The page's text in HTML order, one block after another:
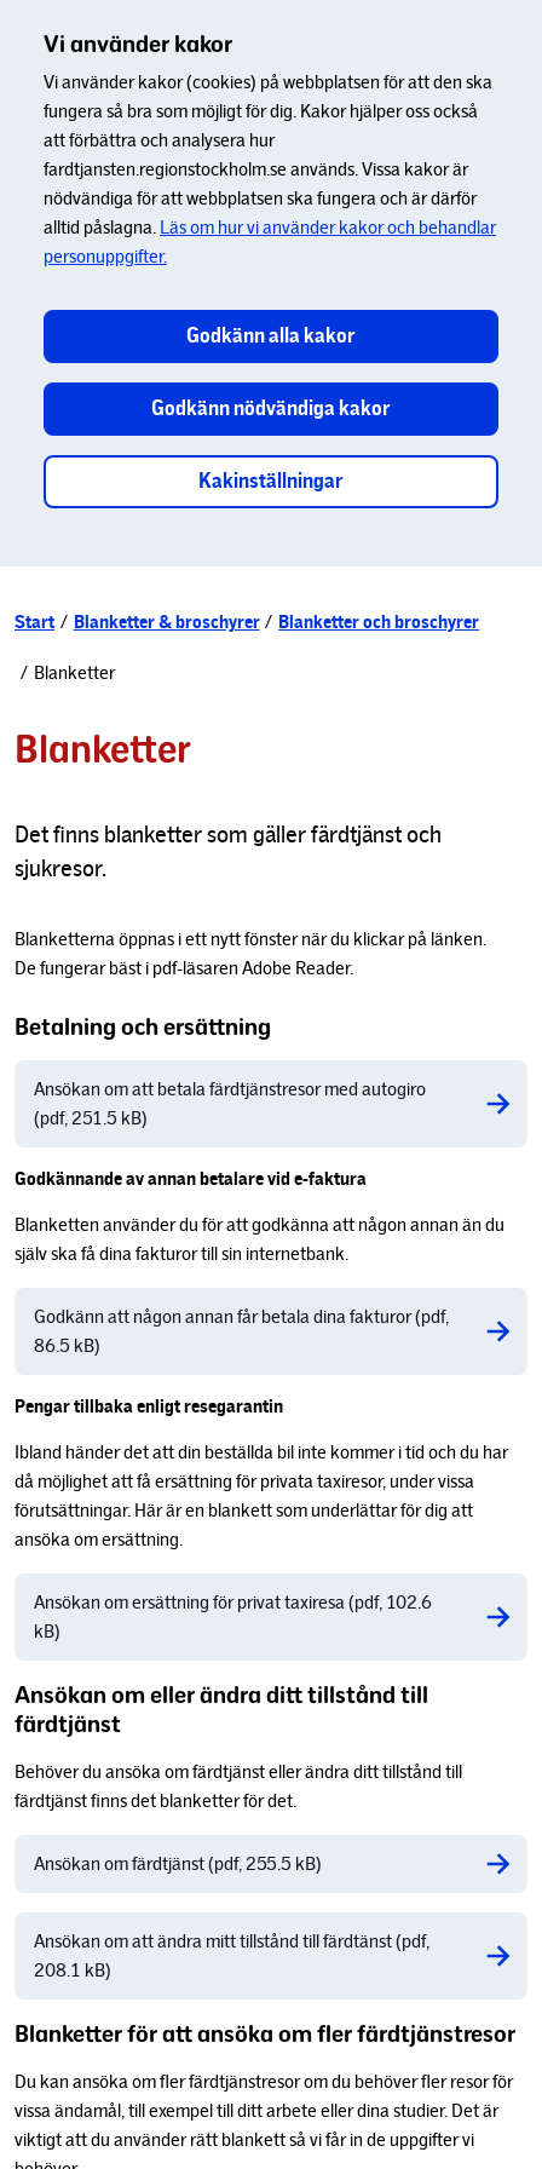
Vi använder kakor
Vi använder kakor (cookies) på webbplatsen för att den ska
fungera så bra som möjligt för dig. Kakor hjälper oss också
att förbättra och analysera hur
fardtjansten.regionstockholm.se används. Vissa kakor är
nödvändiga för att webbplatsen ska fungera och är därför
alltid påslagna. Läs om hur vi använder kakor och behandlar
personuppgifter.
Godkänn alla kakor
Godkänn nödvändiga kakor
Kakinställningar
Start / Blanketter & broschyrer / Blanketter och broschyrer
/ Blanketter
Blanketter
Det finns blanketter som gäller färdtjänst och
sjukresor.
Blanketterna öppnas i ett nytt fönster när du klickar på länken.
De fungerar bäst i pdf-läsaren Adobe Reader.
Betalning och ersättning
Ansökan om att betala färdtjänstresor med autogiro
(pdf, 251.5 kB)
Godkännande av annan betalare vid e-faktura
Blanketten använder du för att godkänna att någon annan än du
själv ska få dina fakturor till sin internetbank.
Godkänn att någon annan får betala dina fakturor (pdf,
86.5 kB)
Pengar tillbaka enligt resegarantin
Ibland händer det att din beställda bil inte kommer i tid och du har
då möjlighet att få ersättning för privata taxiresor, under vissa
förutsättningar. Här är en blankett som underlättar för dig att
ansöka om ersättning.
Ansökan om ersättning för privat taxiresa (pdf, 102.6
kB)
Ansökan om eller ändra ditt tillstånd till
färdtjänst
Behöver du ansöka om färdtjänst eller ändra ditt tillstånd till
färdtjänst finns det blanketter för det.
Ansökan om färdtjänst (pdf, 255.5 kB)
Ansökan om att ändra mitt tillstånd till färdtänst (pdf,
208.1 kB)
Blanketter för att ansöka om fler färdtjänstresor
Du kan ansöka om fler färdtjänstresor om du behöver fler resor för
vissa ändamål, till exempel till ditt arbete eller dina studier. Det är
viktigt att du använder rätt blankett så vi får in de uppgifter vi